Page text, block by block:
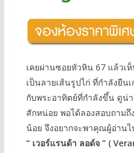
เคยผ่านซอยหัวหิน 67 แล้วเ
เป็นลายเส้นรูปไก่ ที่กำลังยืน
กับพระอาทิตย์ที่กำลังขึ้น ดูน่
สักหน่อย พอได้ลองสอบถาม
น้อย จึงอยากจะพาคุณผู้อ่าน
“ เวอร์แรนด้า ลอด์จ ” (